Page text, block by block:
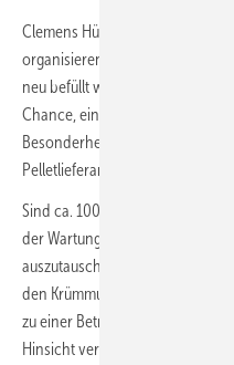
Clemens Hüttinger von Mall
organisieren kann und er das
neu befüllt wird, am gleichen
Chance, einen Facility-Manager
Besonderheiten einzuweisen
Pelletlieferant beim Befüllen
Sind ca. 100 t Brennmaterial
der Wartung den Saugschlauch
auszutauschen. So wird
den Krümmungen der flexiblen
zu einer Betriebsunterbrechung
Hinsicht vergleichbar mit Reifen